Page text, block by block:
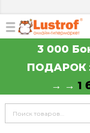
3 000
ПОДАРОК
→ → 1